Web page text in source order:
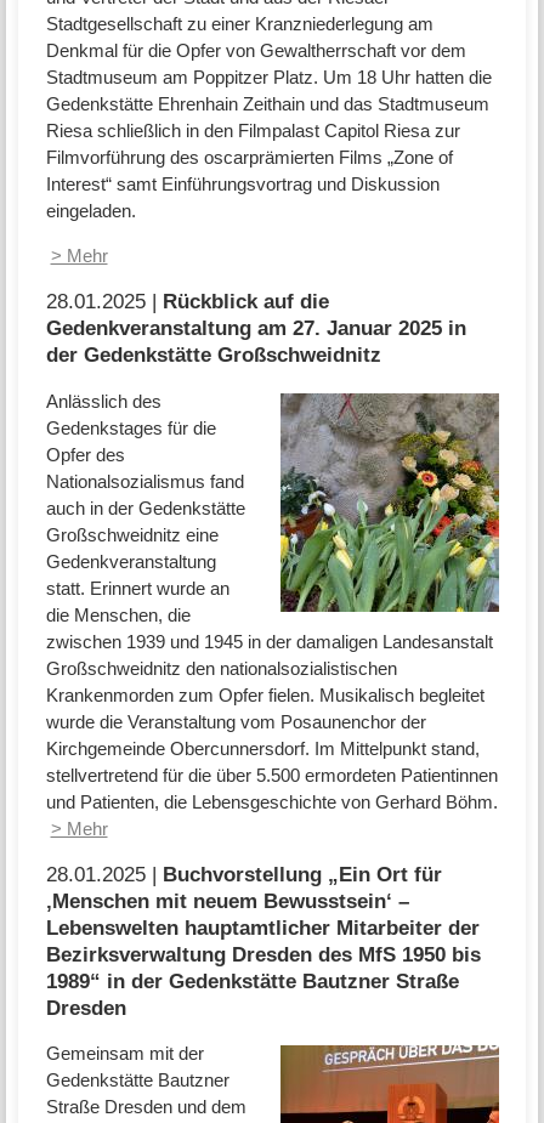
Stadtgesellschaft zu einer Kranzniederlegung am
Denkmal für die Opfer von Gewaltherrschaft vor dem
Stadtmuseum am Poppitzer Platz. Um 18 Uhr hatten die
Gedenkstätte Ehrenhain Zeithain und das Stadtmuseum
Riesa schließlich in den Filmpalast Capitol Riesa zur
Filmvorführung des oscarprämierten Films „Zone of
Interest“ samt Einführungsvortrag und Diskussion
eingeladen.
> Mehr
28.01.2025 | Rückblick auf die
Gedenkveranstaltung am 27. Januar 2025 in
der Gedenkstätte Großschweidnitz
Anlässlich des
Gedenkstages für die
Opfer des
Nationalsozialismus fand
auch in der Gedenkstätte
Großschweidnitz eine
Gedenkveranstaltung
statt. Erinnert wurde an
die Menschen, die
zwischen 1939 und 1945 in der damaligen Landesanstalt
Großschweidnitz den nationalsozialistischen
Krankenmorden zum Opfer fielen. Musikalisch begleitet
wurde die Veranstaltung vom Posaunenchor der
Kirchgemeinde Obercunnersdorf. Im Mittelpunkt stand,
stellvertretend für die über 5.500 ermordeten Patientinnen
und Patienten, die Lebensgeschichte von Gerhard Böhm.
> Mehr
28.01.2025 | Buchvorstellung „Ein Ort für
‚Menschen mit neuem Bewusstsein‘ –
Lebenswelten hauptamtlicher Mitarbeiter der
Bezirksverwaltung Dresden des MfS 1950 bis
1989“ in der Gedenkstätte Bautzner Straße
Dresden
Gemeinsam mit der
Gedenkstätte Bautzner
Straße Dresden und dem